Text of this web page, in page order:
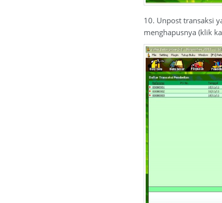
10. Unpost transaksi
menghapusnya (klik